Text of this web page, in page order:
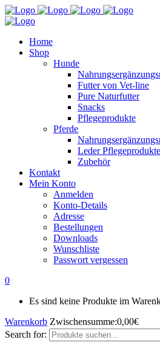
Home
Shop
Hunde
Futter von Vet-line
Pure Naturfutter
Snacks
Pflegeprodukte
Pferde
Leder Pflegeprodukte
Zubehör
Kontakt
Mein Konto
Anmelden
Konto-Details
Adresse
Bestellungen
Downloads
Wunschliste
Passwort vergessen
0
Es sind keine Produkte im
Warenkorb Zwischensumme:0,00€
Search for: